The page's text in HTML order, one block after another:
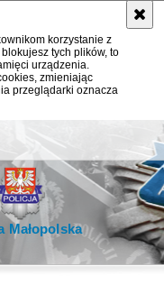
korzystanie z
tych plików, to
urządzenia.
zmieniając
przeglądarki oznacza
Małopolska